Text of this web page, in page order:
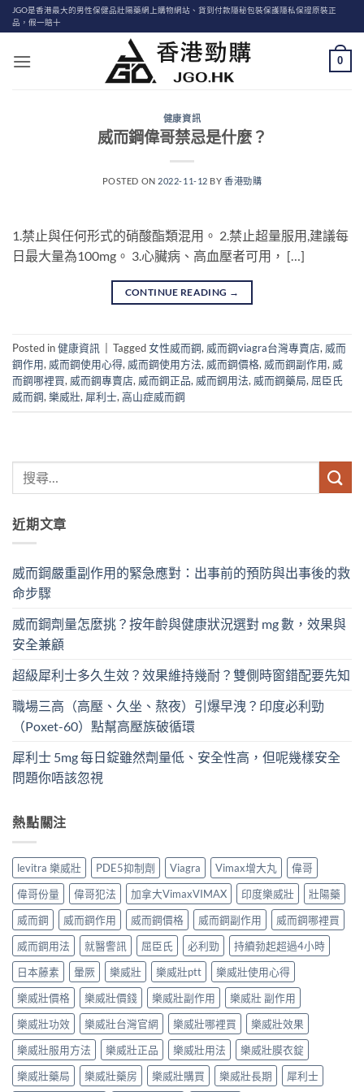
Skip
to
JGO是香港最大的男性保健品壯陽藥網上購物網站、貨到付款隱秘包裝保護隱私保證原裝正
品，假一賠十
0
健康資訊
威而鋼偉哥禁忌是什麼？
POSTED ON 2022-11-12 BY香港勁購
1.禁止與任何形式的硝酸酯類混用。 2.禁止超量服用,建議每
日最大量為100mg。 3.心臟病、高血壓者可用， […]
CONTINUE READING →
Posted in健康資訊 Tagged女性威而鋼, 威而鋼viagra台灣專賣店, 威而
鋼作用, 威而鋼使用心得, 威而鋼使用方法, 威而鋼價格, 威而鋼副作用, 威
而鋼哪裡買, 威而鋼專賣店, 威而鋼正品, 威而鋼用法, 威而鋼藥局, 屈臣氏
威而鋼, 樂威壯, 犀利士, 高山症威而鋼
近期文章
威而鋼嚴重副作用的緊急應對：出事前的預防與出事後的救
命步驟
威而鋼劑量怎麼挑？按年齡與健康狀況選對 mg 數，效果與
安全兼顧
超級犀利士多久生效？效果維持幾耐？雙側時窗錯配要先知
職場三高（高壓、久坐、熬夜）引爆早洩？印度必利勁
（Poxet-60）點幫高壓族破循環
犀利士 5mg 每日錠雖然劑量低、安全性高，但呢幾樣安全
問題你唔該忽視
熱點關注
levitra 樂威壯 PDE5抑制劑 Viagra Vimax增大丸
偉哥
偉哥份量
偉哥犯法 加拿大VimaxVIMAX 印度樂威壯
壯陽藥
威而鋼
威而鋼作用 威而鋼價格 威而鋼副作用
威而鋼哪裡買
威而鋼用法
就醫警訊 屈臣氏 必利勁
持續勃起超過4小時
日本藤素
暈厥 樂威壯 樂威壯ptt
樂威壯使用心得
樂威壯價格
樂威壯價錢 樂威壯副作用
樂威壯 副作用
樂威壯功效
樂威壯台灣官網 樂威壯哪裡買
樂威壯效果
樂威壯服用方法
樂威壯正品 樂威壯用法
樂威壯膜衣錠
樂威壯藥局
樂威壯藥房 樂威壯購買 樂威壯長期 犀利士